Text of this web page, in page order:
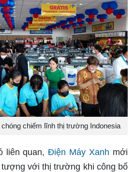
chiếm lĩnh thị trường Indonesia
liên quan,Điện Máy Xanh mới
với thị trường khi công bố